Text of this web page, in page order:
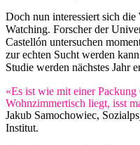
Doch nun interessiert sich
Watching. Forscher der
Castellón untersuchen
zur echten Sucht werden
Studie werden nächstes Jahr
«Es ist wie mit einer
Wohnzimmertisch liegt, isst
Jakub Samochowiec,
Institut.